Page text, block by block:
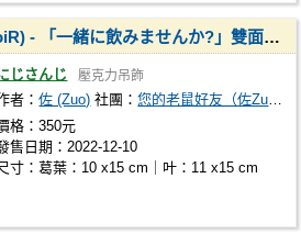
Vtuber葛葉、叶(ChroNoiR) - 「一緒に飲みませんか?」雙面壓克力立牌
じさんじ 壓克力吊飾
者：佐 (Zuo) 社團：您的老鼠好友（佐Zuo）
格：350元
售日期：2022-12-10
寸：葛葉：10 x15 cm｜叶：11 x15 cm